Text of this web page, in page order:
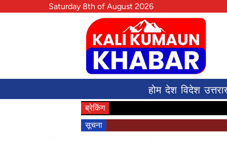
Saturday 8th of August 2026
होम देश विदेश
ब्रेकिंग
सूचना